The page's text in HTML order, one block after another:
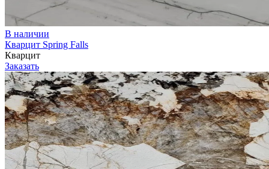
В наличии
Кварцит Spring Falls
Кварцит
Заказать